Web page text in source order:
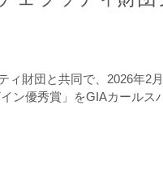
ィ財団と共同で、2026年2
ン優秀賞」をGIAカールス